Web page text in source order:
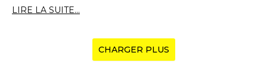
LIRE LA SUITE...
CHARGER PLUS